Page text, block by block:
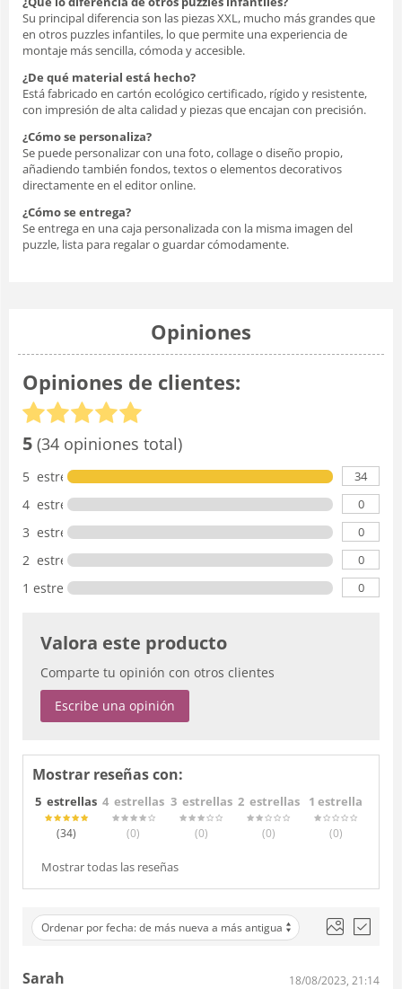
Su principal diferencia son las piezas XXL, mucho más grandes que
en otros puzzles infantiles, lo que permite una experiencia de
montaje más sencilla, cómoda y accesible.
¿De qué material está hecho?
Está fabricado en cartón ecológico certificado, rígido y resistente,
con impresión de alta calidad y piezas que encajan con precisión.
¿Cómo se personaliza?
Se puede personalizar con una foto, collage o diseño propio,
añadiendo también fondos, textos o elementos decorativos
directamente en el editor online.
¿Cómo se entrega?
Se entrega en una caja personalizada con la misma imagen del
puzzle, lista para regalar o guardar cómodamente.
Opiniones
Opiniones de clientes:
5 (34 opiniones total)
5 estrellas 34
4 estrellas 0
3 estrellas 0
2 estrellas 0
1 estrella 0
Valora este producto
Comparte tu opinión con otros clientes
Escribe una opinión
Mostrar reseñas con:
5 estrellas
(34)
4 estrellas
(0)
3 estrellas
(0)
2 estrellas
(0)
1 estrella
(0)
Mostrar todas las reseñas
Ordenar por fecha: de más nueva a más antigua
Sarah 18/08/2023, 21:14